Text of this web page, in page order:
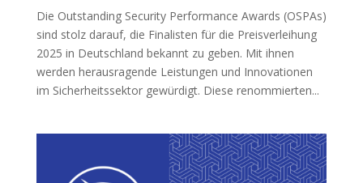
Die Outstanding Security Performance Awards (OSPAs)
sind stolz darauf, die Finalisten für die Preisverleihung
2025 in Deutschland bekannt zu geben. Mit ihnen
werden herausragende Leistungen und Innovationen
im Sicherheitssektor gewürdigt. Diese renommierten...